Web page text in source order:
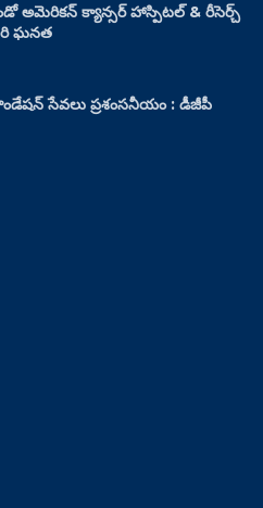
అమెరికన్ క్యాన్సర్ హాస్పిటల్ & రీసెర్చ్
ఘనత
సేవలు ప్రశంసనీయం : డీజీపీ